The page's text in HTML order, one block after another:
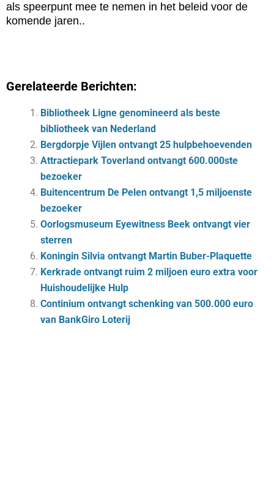
als speerpunt mee te nemen in het beleid voor de
komende jaren..
Gerelateerde Berichten:
Bibliotheek Ligne genomineerd als beste
bibliotheek van Nederland
Bergdorpje Vijlen ontvangt 25 hulpbehoevenden
Attractiepark Toverland ontvangt 600.000ste
bezoeker
Buitencentrum De Pelen ontvangt 1,5 miljoenste
bezoeker
Oorlogsmuseum Eyewitness Beek ontvangt vier
sterren
Koningin Silvia ontvangt Martin Buber-Plaquette
Kerkrade ontvangt ruim 2 miljoen euro extra voor
Huishoudelijke Hulp
Continium ontvangt schenking van 500.000 euro
van BankGiro Loterij